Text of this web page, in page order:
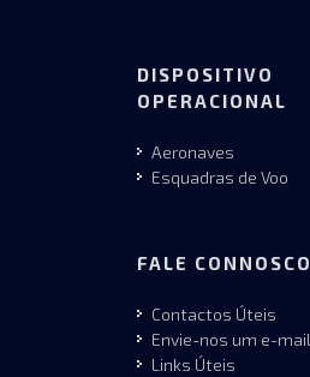
DISPOSITIVO
OPERACIONAL
Aeronaves
Esquadras de Voo
FALE CONNOSCO
Contactos Úteis
Envie-nos um e-mail
Links Úteis